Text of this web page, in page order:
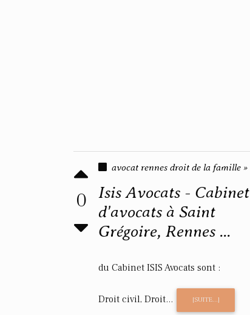
0
avocat rennes droit de la famille »
Isis Avocats - Cabinet
d'avocats à Saint
Grégoire, Rennes ...
du Cabinet ISIS Avocats sont :
Droit civil, Droit... [SUITE...]